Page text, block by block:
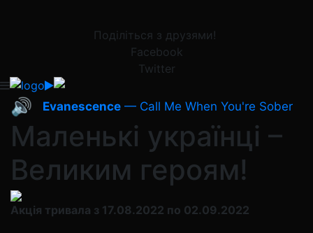
Поділіться з друзями!
Facebook
Twitter
🔊 Evanescence — Call Me When You're Sober
Маленькі українці –
Великим героям!
Акція тривала з 17.08.2022 по 02.09.2022